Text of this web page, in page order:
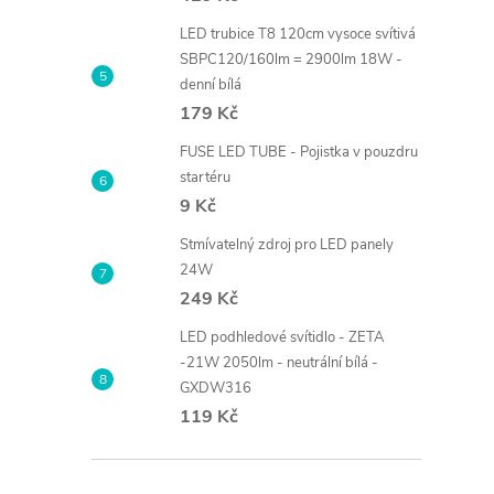
LED trubice T8 120cm vysoce svítivá
SBPC120/160lm = 2900lm 18W -
denní bílá
179 Kč
FUSE LED TUBE - Pojistka v pouzdru
startéru
9 Kč
Stmívatelný zdroj pro LED panely
24W
249 Kč
LED podhledové svítidlo - ZETA
-21W 2050lm - neutrální bílá -
GXDW316
119 Kč